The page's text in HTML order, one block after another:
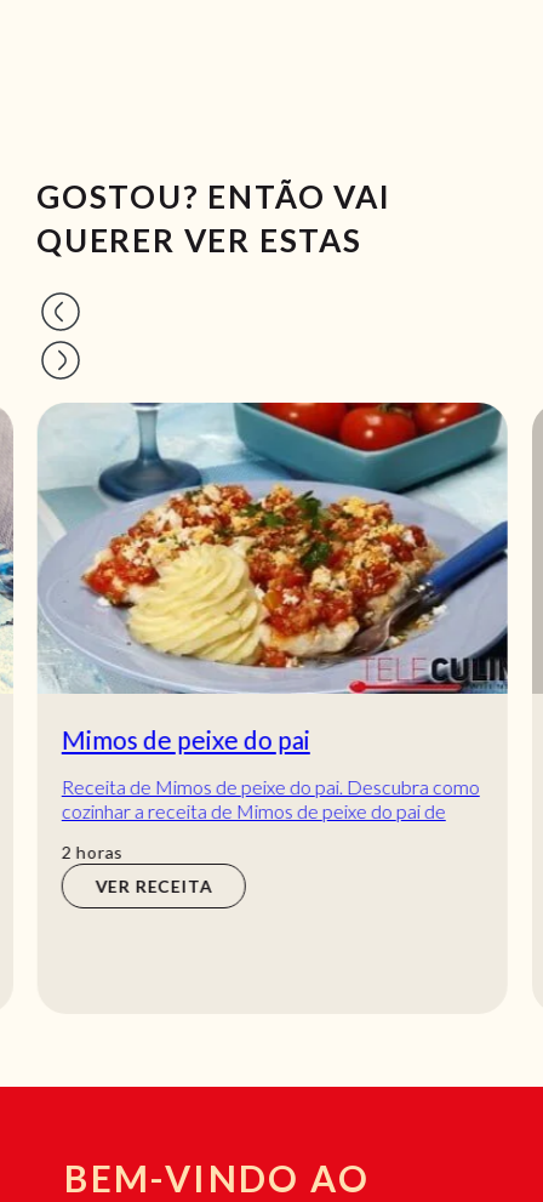
GOSTOU? ENTÃO VAI
QUERER VER ESTAS
Mimos de peixe do pai
Receita de Mimos de peixe do pai. Descubra como
cozinhar a receita de Mimos de peixe do pai de
2horas
horas
VER RECEITA
BEM-VINDO AO